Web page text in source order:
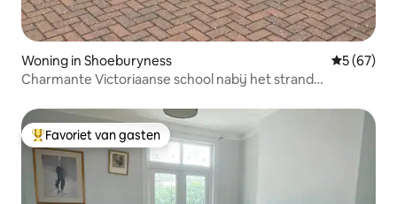
Woning in Shoeburyness
5 (67)
Charmante Victoriaanse school nabij het strand
Topfavoriet van gasten
Favoriet van gasten